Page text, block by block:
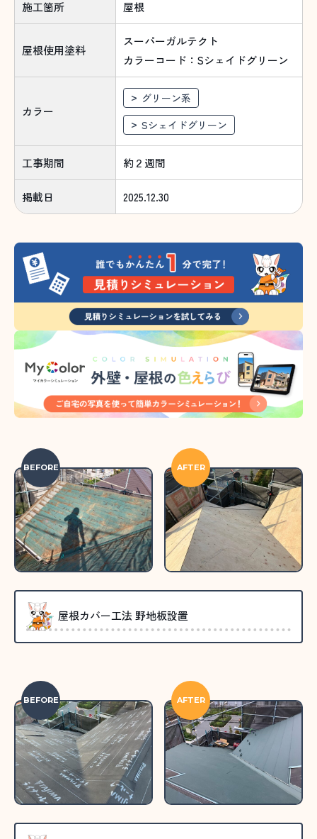
施工箇所 屋根
屋根使用塗料
スーパーガルテクト
カラーコード：Sシェイドグリーン
カラー
グリーン系
Sシェイドグリーン
工事期間 約２週間
掲載日 2025.12.30
BEFORE AFTER
屋根カバー工法 野地板設置
BEFORE AFTER